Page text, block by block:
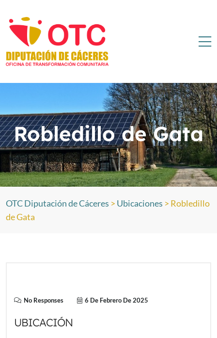
Robledillo de Gata
OTC Diputación de Cáceres > Ubicaciones > Robledillo
de Gata
No Responses 6 De Febrero De 2025
UBICACIÓN